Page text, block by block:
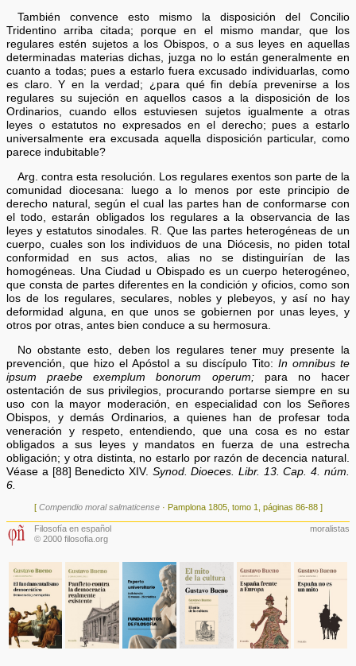
También convence esto mismo la disposición del Concilio
Tridentino arriba citada; porque en el mismo mandar, que los
regulares estén sujetos a los Obispos, o a sus leyes en aquellas
determinadas materias dichas, juzga no lo están generalmente en
cuanto a todas; pues a estarlo fuera excusado individuarlas, como
es claro. Y en la verdad; ¿para qué fin debía prevenirse a los
regulares su sujeción en aquellos casos a la disposición de los
Ordinarios, cuando ellos estuviesen sujetos igualmente a otras
leyes o estatutos no expresados en el derecho; pues a estarlo
universalmente era excusada aquella disposición particular, como
parece indubitable?
Arg. contra esta resolución. Los regulares exentos son parte de la
comunidad diocesana: luego a lo menos por este principio de
derecho natural, según el cual las partes han de conformarse con
el todo, estarán obligados los regulares a la observancia de las
leyes y estatutos sinodales. R. Que las partes heterogéneas de un
cuerpo, cuales son los individuos de una Diócesis, no piden total
conformidad en sus actos, alias no se distinguirían de las
homogéneas. Una Ciudad u Obispado es un cuerpo heterogéneo,
que consta de partes diferentes en la condición y oficios, como son
los de los regulares, seculares, nobles y plebeyos, y así no hay
deformidad alguna, en que unos se gobiernen por unas leyes, y
otros por otras, antes bien conduce a su hermosura.
No obstante esto, deben los regulares tener muy presente la
prevención, que hizo el Apóstol a su discípulo Tito: In omnibus te
ipsum praebe exemplum bonorum operum;para no hacer
ostentación de sus privilegios, procurando portarse siempre en su
uso con la mayor moderación, en especialidad con los Señores
Obispos, y demás Ordinarios, a quienes han de profesar toda
veneración y respeto, entendiendo, que una cosa es no estar
obligados a sus leyes y mandatos en fuerza de una estrecha
obligación; y otra distinta, no estarlo por razón de decencia natural.
Véase a [88] Benedicto XIV. Synod. Dioeces. Libr. 13. Cap. 4. núm.
6.
[ Compendio moral salmaticense· Pamplona 1805, tomo 1, páginas 86-88 ]
Filosofía en español
© 2000 filosofia.org
moralistas